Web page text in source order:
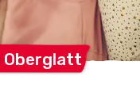
Oberglatt